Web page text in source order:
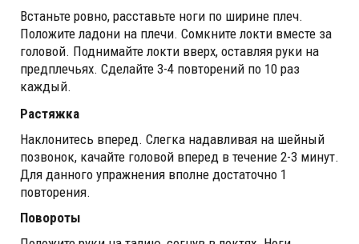
Встаньте ровно, расставьте ноги по ширине плеч.
Положите ладони на плечи. Сомкните локти вместе за
головой. Поднимайте локти вверх, оставляя руки на
предплечьях. Сделайте 3-4 повторений по 10 раз
каждый.
Растяжка
Наклонитесь вперед. Слегка надавливая на шейный
позвонок, качайте головой вперед в течение 2-3 минут.
Для данного упражнения вполне достаточно 1
повторения.
Повороты